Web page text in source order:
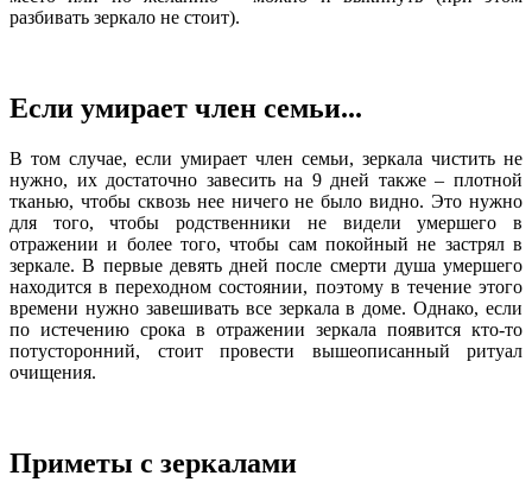
разбивать зеркало не стоит).
Если умирает член семьи...
В том случае, если умирает член семьи, зеркала чистить не
нужно, их достаточно завесить на 9 дней также – плотной
тканью, чтобы сквозь нее ничего не было видно. Это нужно
для того, чтобы родственники не видели умершего в
отражении и более того, чтобы сам покойный не застрял в
зеркале. В первые девять дней после смерти душа умершего
находится в переходном состоянии, поэтому в течение этого
времени нужно завешивать все зеркала в доме. Однако, если
по истечению срока в отражении зеркала появится кто-то
потусторонний, стоит провести вышеописанный ритуал
очищения.
Приметы с зеркалами